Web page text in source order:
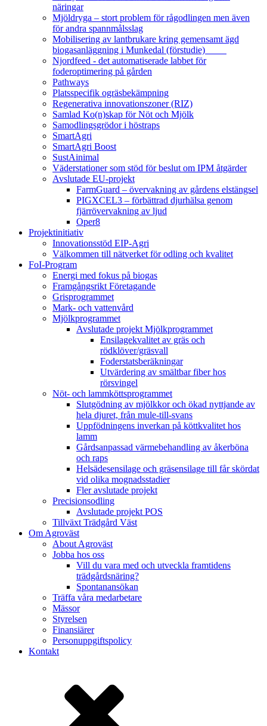
näringar
Mjöldryga – stort problem för rågodlingen men även
för andra spannmålsslag
Mobilisering av lantbrukare kring gemensamt ägd
biogasanläggning i Munkedal (förstudie)
Njordfeed - det automatiserade labbet för
foderoptimering på gården
Pathways
Platsspecifik ogräsbekämpning
Regenerativa innovationszoner (RIZ)
Samlad Ko(n)skap för Nöt och Mjölk
Samodlingsgrödor i höstraps
SmartAgri
SmartAgri Boost
SustAinimal
Väderstationer som stöd för beslut om IPM åtgärder
Avslutade EU-projekt
FarmGuard – övervakning av gårdens elstängsel
PIGXCEL3 – förbättrad djurhälsa genom
fjärrövervakning av ljud
Oper8
Projektinitiativ
Innovationsstöd EIP-Agri
Välkommen till nätverket för odling och kvalitet
FoI-Program
Energi med fokus på biogas
Framgångsrikt Företagande
Grisprogrammet
Mark- och vattenvård
Mjölkprogrammet
Avslutade projekt Mjölkprogrammet
Ensilagekvalitet av gräs och
rödklöver/gräsvall
Foderstatsberäkningar
Utvärdering av smältbar fiber hos
rörsvingel
Nöt- och lammköttsprogrammet
Slutgödning av mjölkkor och ökad nyttjande av
hela djuret, från mule-till-svans
Uppfödningens inverkan på köttkvalitet hos
lamm
Gårdsanpassad värmebehandling av åkerböna
och raps
Helsädesensilage och gräsensilage till får skördat
vid olika mognadsstadier
Fler avslutade projekt
Precisionsodling
Avslutade projekt POS
Tillväxt Trädgård Väst
Om Agroväst
About Agroväst
Jobba hos oss
Vill du vara med och utveckla framtidens
trädgårdsnäring?
Spontanansökan
Träffa våra medarbetare
Mässor
Styrelsen
Finansiärer
Personuppgiftspolicy
Kontakt